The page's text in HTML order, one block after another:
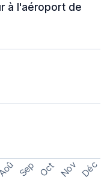
à l'aéroport de
Aoû Sep Oct Nov Déc